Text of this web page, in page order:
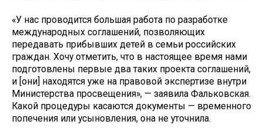
«У нас проводится большая работа по разработке
международных соглашений, позволяющих
передавать прибывших детей в семьи российских
граждан. Хочу отметить, что в настоящее время нами
подготовлены первые два таких проекта соглашений,
и [они] находятся уже на правовой экспертизе внутри
Министерства просвещения», — заявила Фальковская.
Какой процедуры касаются документы — временного
попечения или усыновления, она не уточнила.